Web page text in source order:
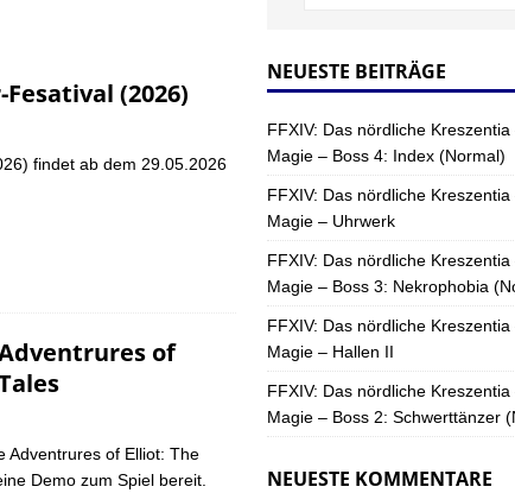
Fesatival (2026)
findet ab dem 29.05.2026
of
Adventrures of Elliot: The
Demo zum Spiel bereit.
NEUESTE BEITRÄGE
FFXIV: Das nördliche
Magie – Boss 4: Index (Normal)
FFXIV: Das nördliche
Magie – Uhrwerk
FFXIV: Das nördliche
Magie – Boss 3: Nekrophobia
FFXIV: Das nördliche
Magie – Hallen II
FFXIV: Das nördliche
Magie – Boss 2: Schwerttänzer
NEUESTE KOMMENTARE